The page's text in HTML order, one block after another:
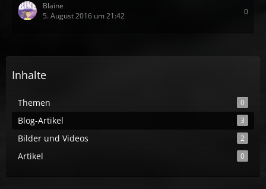
Blaine
5. August 2016 um 21:42
0
Inhalte
Themen 0
Blog-Artikel 3
Bilder und Videos 2
Artikel 0